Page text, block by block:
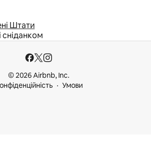
Штати
© 2026 Airbnb, Inc.
Умови